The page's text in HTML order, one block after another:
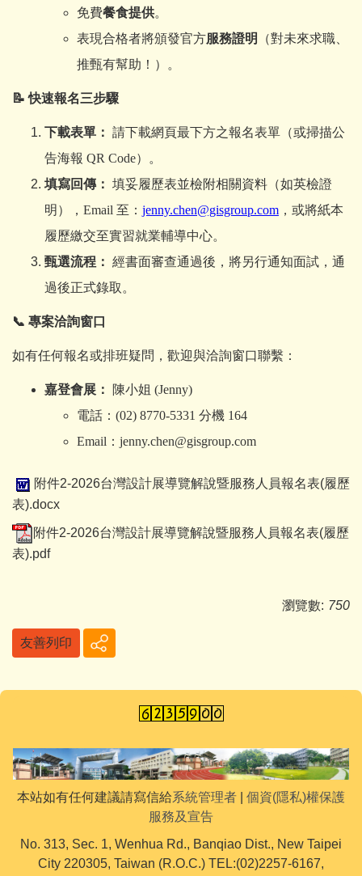
免費餐食提供。
表現合格者將頒發官方服務證明
（對未來求職、
推甄有幫助！）。
📝 快速報名三步驟
下載表單： 請下載網頁最下方之報名表單（或掃描公
告海報 QR Code）。
填寫回傳： 填妥履歷表並檢附相關資料（如英檢證
明），Email 至： jenny.chen@gisgroup.com ，或將紙本
履歷繳交至實習就業輔導中心。
甄選流程： 經書面審查通過後，將另行通知面試，通
過後正式錄取。
📞 專案洽詢窗口
如有任何報名或排班疑問，歡迎與洽詢窗口聯繫：
嘉登會展：
陳小姐 (Jenny)
電話：(02) 8770-5331 分機 164
Email ： jenny.chen@gisgroup.com
附件2-2026台灣設計展導覽解說暨服務人員報名表(履歷
表).docx
附件2-2026台灣設計展導覽解說暨服務人員報名表(履歷
表).pdf
瀏覽數: 750
友善列印
本站如有任何建議請寫信給系統管理者
個資(隱私)權保護
服務及宣告
No. 313, Sec. 1, Wenhua Rd., Banqiao Dist., New Taipei
City 220305, Taiwan (R.O.C.) TEL:(02)2257-6167,